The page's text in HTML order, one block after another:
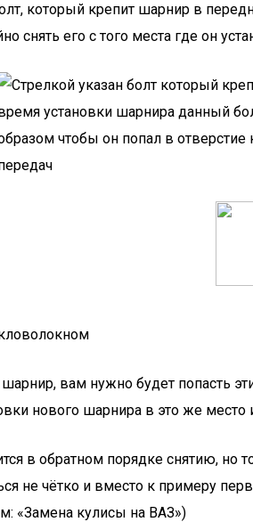
который крепит шарнир в
снять его с того места где он
вам нужно будет попасть
нового шарнира в это же
в обратном порядке снятию, но
не чётко и вместо к примеру
«Замена кулисы на ВАЗ»)